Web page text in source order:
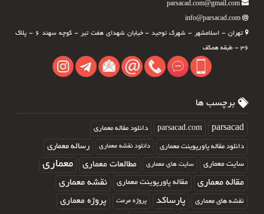
parsacad.com@gmail.com
info@parsacad.com
تهران - اسلامشهر - شهرک توحید - خیابان شهدای هفت تیر - کوچه سهند ۶ - پلاک
۳۶ - طبقه همکف
برچسب ها
parsacad
parsacad.com دانلود مقاله معماری
دانلود مقاله پاورپوینت معماری دانلود نقشه معماری رساله معماری
سایت معماری سایت های معماری مطالعات معماری معماری
مقاله معماری مقاله پاورپوینت معماری نقشه معماری
نقشه های معماری پارساکد پروژه مرمت پروژه معماری